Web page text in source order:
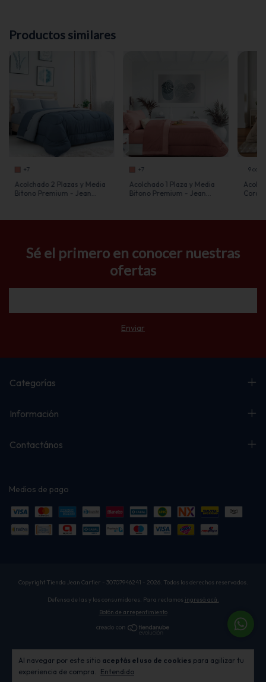
Al navegar por este sitio aceptás el uso de cookies para agilizar tu
experiencia de compra. Entendido
Productos similares
+7
Acolchado 2 Plazas y Media
Bitono Premium - Jean
+7
Acolchado 1 Plaza y Media
Bitono Premium - Jean
9
Sé el primero en conocer nuestras
ofertas
Categorías
Información
Contactános
Medios de pago
Copyright Tienda Jean Cartier - 30707946241 - 2026. Todos los derechos reservados.
Defensa de las y los consumidores. Para reclamos ingresá acá.
Botón de arrepentimiento